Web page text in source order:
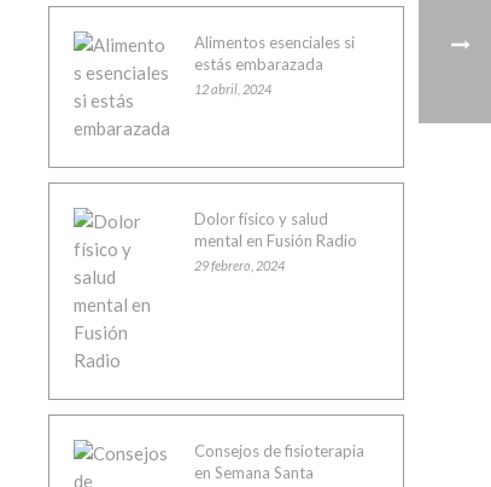
Alimentos esenciales si
estás embarazada
12 abril, 2024
Dolor físico y salud
mental en Fusión Radio
29 febrero, 2024
Consejos de fisioterapia
en Semana Santa